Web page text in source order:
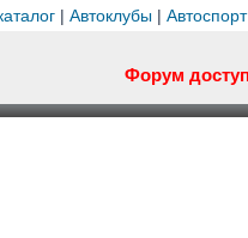
| Автоклубы| Автоспорт
Форум